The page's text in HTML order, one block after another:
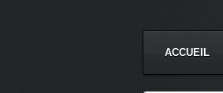
ACCUEIL